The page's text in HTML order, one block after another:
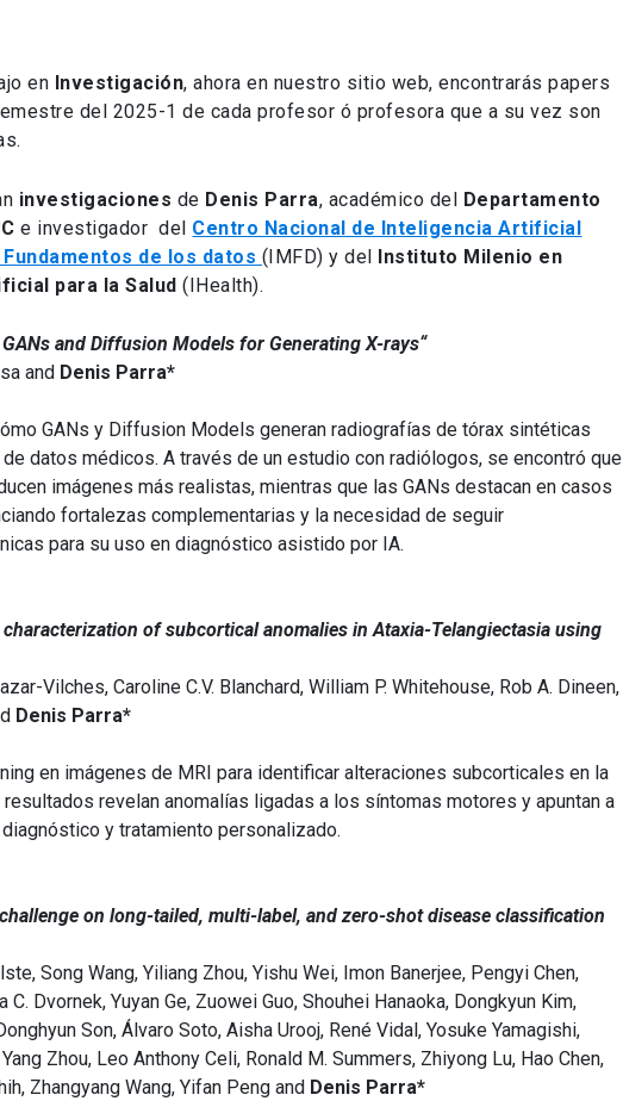
en Investigación, ahora en nuestro sitio web, encontrarás papers
del 2025-1 de cada profesor ó profesora que a su vez son
investigaciones de Denis Parra, académico del Departamento
e investigador del Centro Nacional de Inteligencia Artificial
de los datos (IMFD) y del Instituto Milenio en
para la Salud (IHealth).
and Diffusion Models for Generating X-rays“
and Denis Parra*
GANs y Diffusion Models generan radiografías de tórax sintéticas
datos médicos. A través de un estudio con radiólogos, se encontró que
imágenes más realistas, mientras que las GANs destacan en casos
fortalezas complementarias y la necesidad de seguir
para su uso en diagnóstico asistido por IA.
of subcortical anomalies in Ataxia-Telangiectasia using
Vilches, Caroline C.V. Blanchard, William P. Whitehouse, Rob A. Dineen,
Denis Parra*
en imágenes de MRI para identificar alteraciones subcorticales en la
revelan anomalías ligadas a los síntomas motores y apuntan a
y tratamiento personalizado.
challenge on long-tailed, multi-label, and zero-shot disease classification
Song Wang, Yiliang Zhou, Yishu Wei, Imon Banerjee, Pengyi Chen,
C. Dvornek, Yuyan Ge, Zuowei Guo, Shouhei Hanaoka, Dongkyun Kim,
Son, Álvaro Soto, Aisha Urooj, René Vidal, Yosuke Yamagishi,
Zhou, Leo Anthony Celi, Ronald M. Summers, Zhiyong Lu, Hao Chen,
Zhangyang Wang, Yifan Peng and Denis Parra*